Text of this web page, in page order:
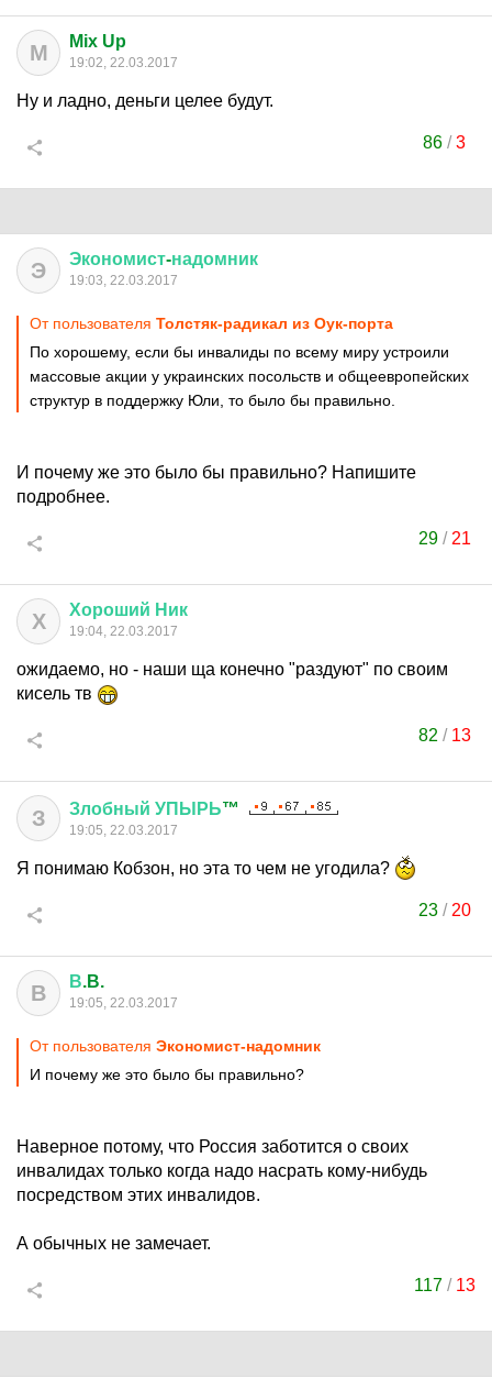
M Mix Up
19:02, 22.03.2017
Ну и ладно, деньги целее будут.
86 /3
Э Экономист-надомник
19:03, 22.03.2017
От пользователя Толстяк-радикал из Оук-порта
По хорошему, если бы инвалиды по всему миру устроили
массовые акции у украинских посольств и общеевропейских
структур в поддержку Юли, то было бы правильно.
И почему же это было бы правильно? Напишите
подробнее.
29/ 21
Х Хороший Ник
19:04, 22.03.2017
ожидаемо, но - наши ща конечно "раздуют" по своим
кисель тв
82 / 13
З Злобный УПЫРЬ™
19:05, 22.03.2017
Я понимаю Кобзон, но эта то чем не угодила?
23/ 20
В В.B.
19:05, 22.03.2017
От пользователя Экономист-надомник
И почему же это было бы правильно?
Наверное потому, что Россия заботится о своих
инвалидах только когда надо насрать кому-нибудь
посредством этих инвалидов.
А обычных не замечает.
117/ 13